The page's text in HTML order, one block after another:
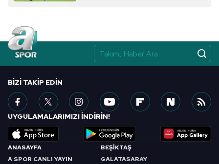
ANASAYFA
A SPOR CANLI YAYIN
BEŞİKTAŞ
GALATASARAY
BIZI TAKIP EDIN
UYGULAMALARIMIZI İNDİRİN!